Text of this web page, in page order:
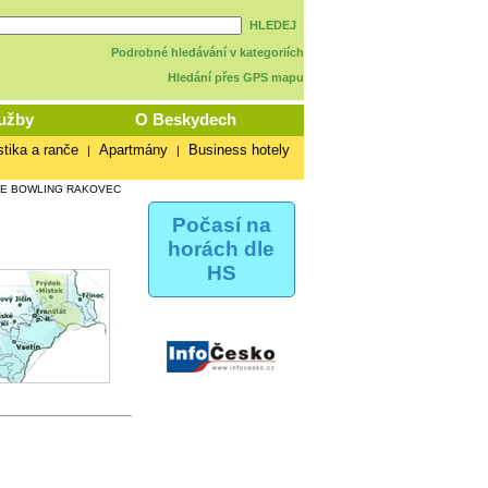
HLEDEJ
Podrobné hledávání v kategoriích
Hledání přes GPS mapu
O Beskydech
a ranče | Apartmány | Business hotely
BOWLING RAKOVEC
Počasí na
horách dle
HS